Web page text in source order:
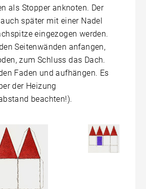
als Stopper anknoten. Der
später mit einer Nadel
eingezogen werden.
Seitenwänden anfangen,
zum Schluss das Dach.
Faden und aufhängen. Es
der Heizung
beachten!).